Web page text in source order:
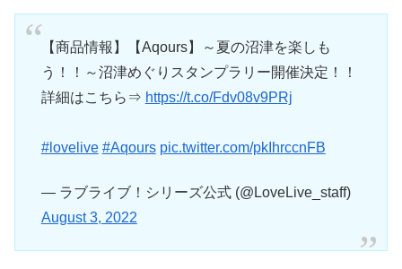
【商品情報】【Aqours】～夏の沼津を楽しも
う！！～沼津めぐりスタンプラリー開催決定！！
詳細はこちら⇒ https://t.co/Fdv08v9PRj
#lovelive #Aqours pic.twitter.com/pkIhrccnFB
— ラブライブ！シリーズ公式 (@LoveLive_staff)
August 3, 2022